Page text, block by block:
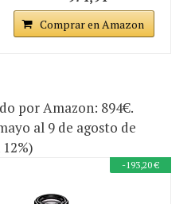
Comprar en Amazon
por Amazon: 894€.
al 9 de agosto de
-193,20 €